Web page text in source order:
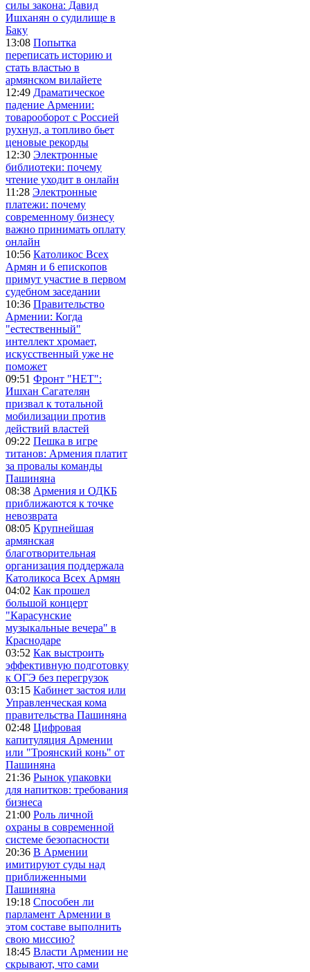
силы закона: Давид
Ишханян о судилище в
Баку
13:08 Попытка
переписать историю и
стать властью в
армянском вилайете
12:49 Драматическое
падение Армении:
товарооборот с Россией
рухнул, а топливо бьет
ценовые рекорды
12:30 Электронные
библиотеки: почему
чтение уходит в онлайн
11:28 Электронные
платежи: почему
современному бизнесу
важно принимать оплату
онлайн
10:56 Католикос Всех
Армян и 6 епископов
примут участие в первом
судебном заседании
10:36 Правительство
Армении: Когда
"естественный"
интеллект хромает,
искусственный уже не
поможет
09:51 Фронт "НЕТ":
Ишхан Сагателян
призвал к тотальной
мобилизации против
действий властей
09:22 Пешка в игре
титанов: Армения платит
за провалы команды
Пашиняна
08:38 Армения и ОДКБ
приближаются к точке
невозврата
08:05 Крупнейшая
армянская
благотворительная
организация поддержала
Католикоса Всех Армян
04:02 Как прошел
большой концерт
"Карасунские
музыкальные вечера" в
Краснодаре
03:52 Как выстроить
эффективную подготовку
к ОГЭ без перегрузок
03:15 Кабинет застоя или
Управленческая кома
правительства Пашиняна
02:48 Цифровая
капитуляция Армении
или "Троянский конь" от
Пашиняна
21:36 Рынок упаковки
для напитков: требования
бизнеса
21:00 Роль личной
охраны в современной
системе безопасности
20:36 В Армении
имитируют суды над
приближенными
Пашиняна
19:18 Способен ли
парламент Армении в
этом составе выполнить
свою миссию?
18:45 Власти Армении не
скрывают, что сами